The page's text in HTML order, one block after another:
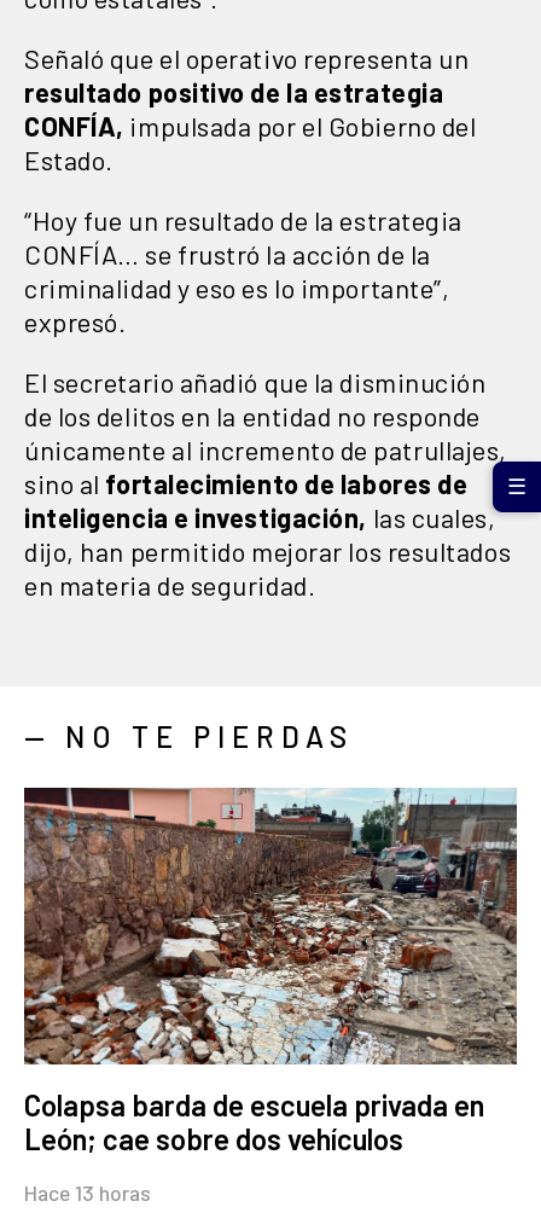
Señaló que el operativo representa un
resultado positivo de la estrategia
CONFÍA, impulsada por el Gobierno del
Estado.
“Hoy fue un resultado de la estrategia
CONFÍA… se frustró la acción de la
criminalidad y eso es lo importante”,
expresó.
El secretario añadió que la disminución
de los delitos en la entidad no responde
únicamente al incremento de patrullajes,
sino al fortalecimiento de labores de
inteligencia e investigación, las cuales,
dijo, han permitido mejorar los resultados
en materia de seguridad.
— NO TE PIERDAS
Colapsa barda de escuela privada en
León; cae sobre dos vehículos
Hace 13 horas
☰